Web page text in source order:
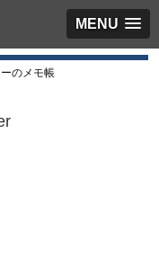
MENU
のメモ帳